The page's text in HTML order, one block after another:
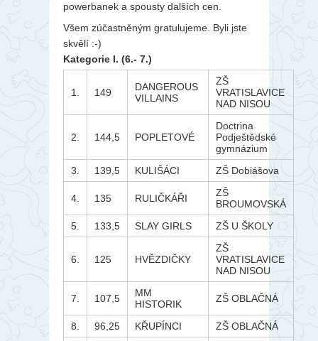
powerbanek a spousty dalších cen.
Všem zúčastněným gratulujeme. Byli jste
skvělí :-)
Kategorie I. (6.- 7.)
1. 149
DANGEROUS
VILLAINS
ZŠ
VRATISLAVICE
NAD NISOU
2. 144,5 POPLETOVÉ
Doctrina
Podještědské
gymnázium
3.
139,5 KULIŠÁCI ZŠ Dobiášova
4. 135 RULIČKÁŘI
ZŠ
BROUMOVSKÁ
5.
133,5 SLAY GIRLS ZŠ U ŠKOLY
6. 125 HVĚZDIČKY
ZŠ
VRATISLAVICE
NAD NISOU
7. 107,5
MM
HISTORIK
ZŠ OBLAČNÁ
8. 96,25 KŘUPÍNCI ZŠ OBLAČNÁ